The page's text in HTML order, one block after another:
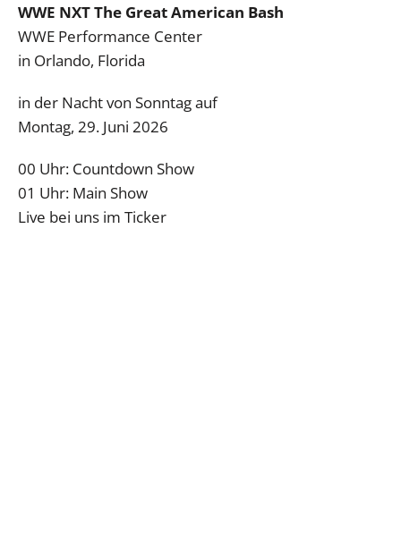
WWE NXT The Great American Bash
WWE Performance Center
in Orlando, Florida
in der Nacht von Sonntag auf
Montag, 29. Juni 2026
00 Uhr: Countdown Show
01 Uhr: Main Show
Live bei uns im Ticker